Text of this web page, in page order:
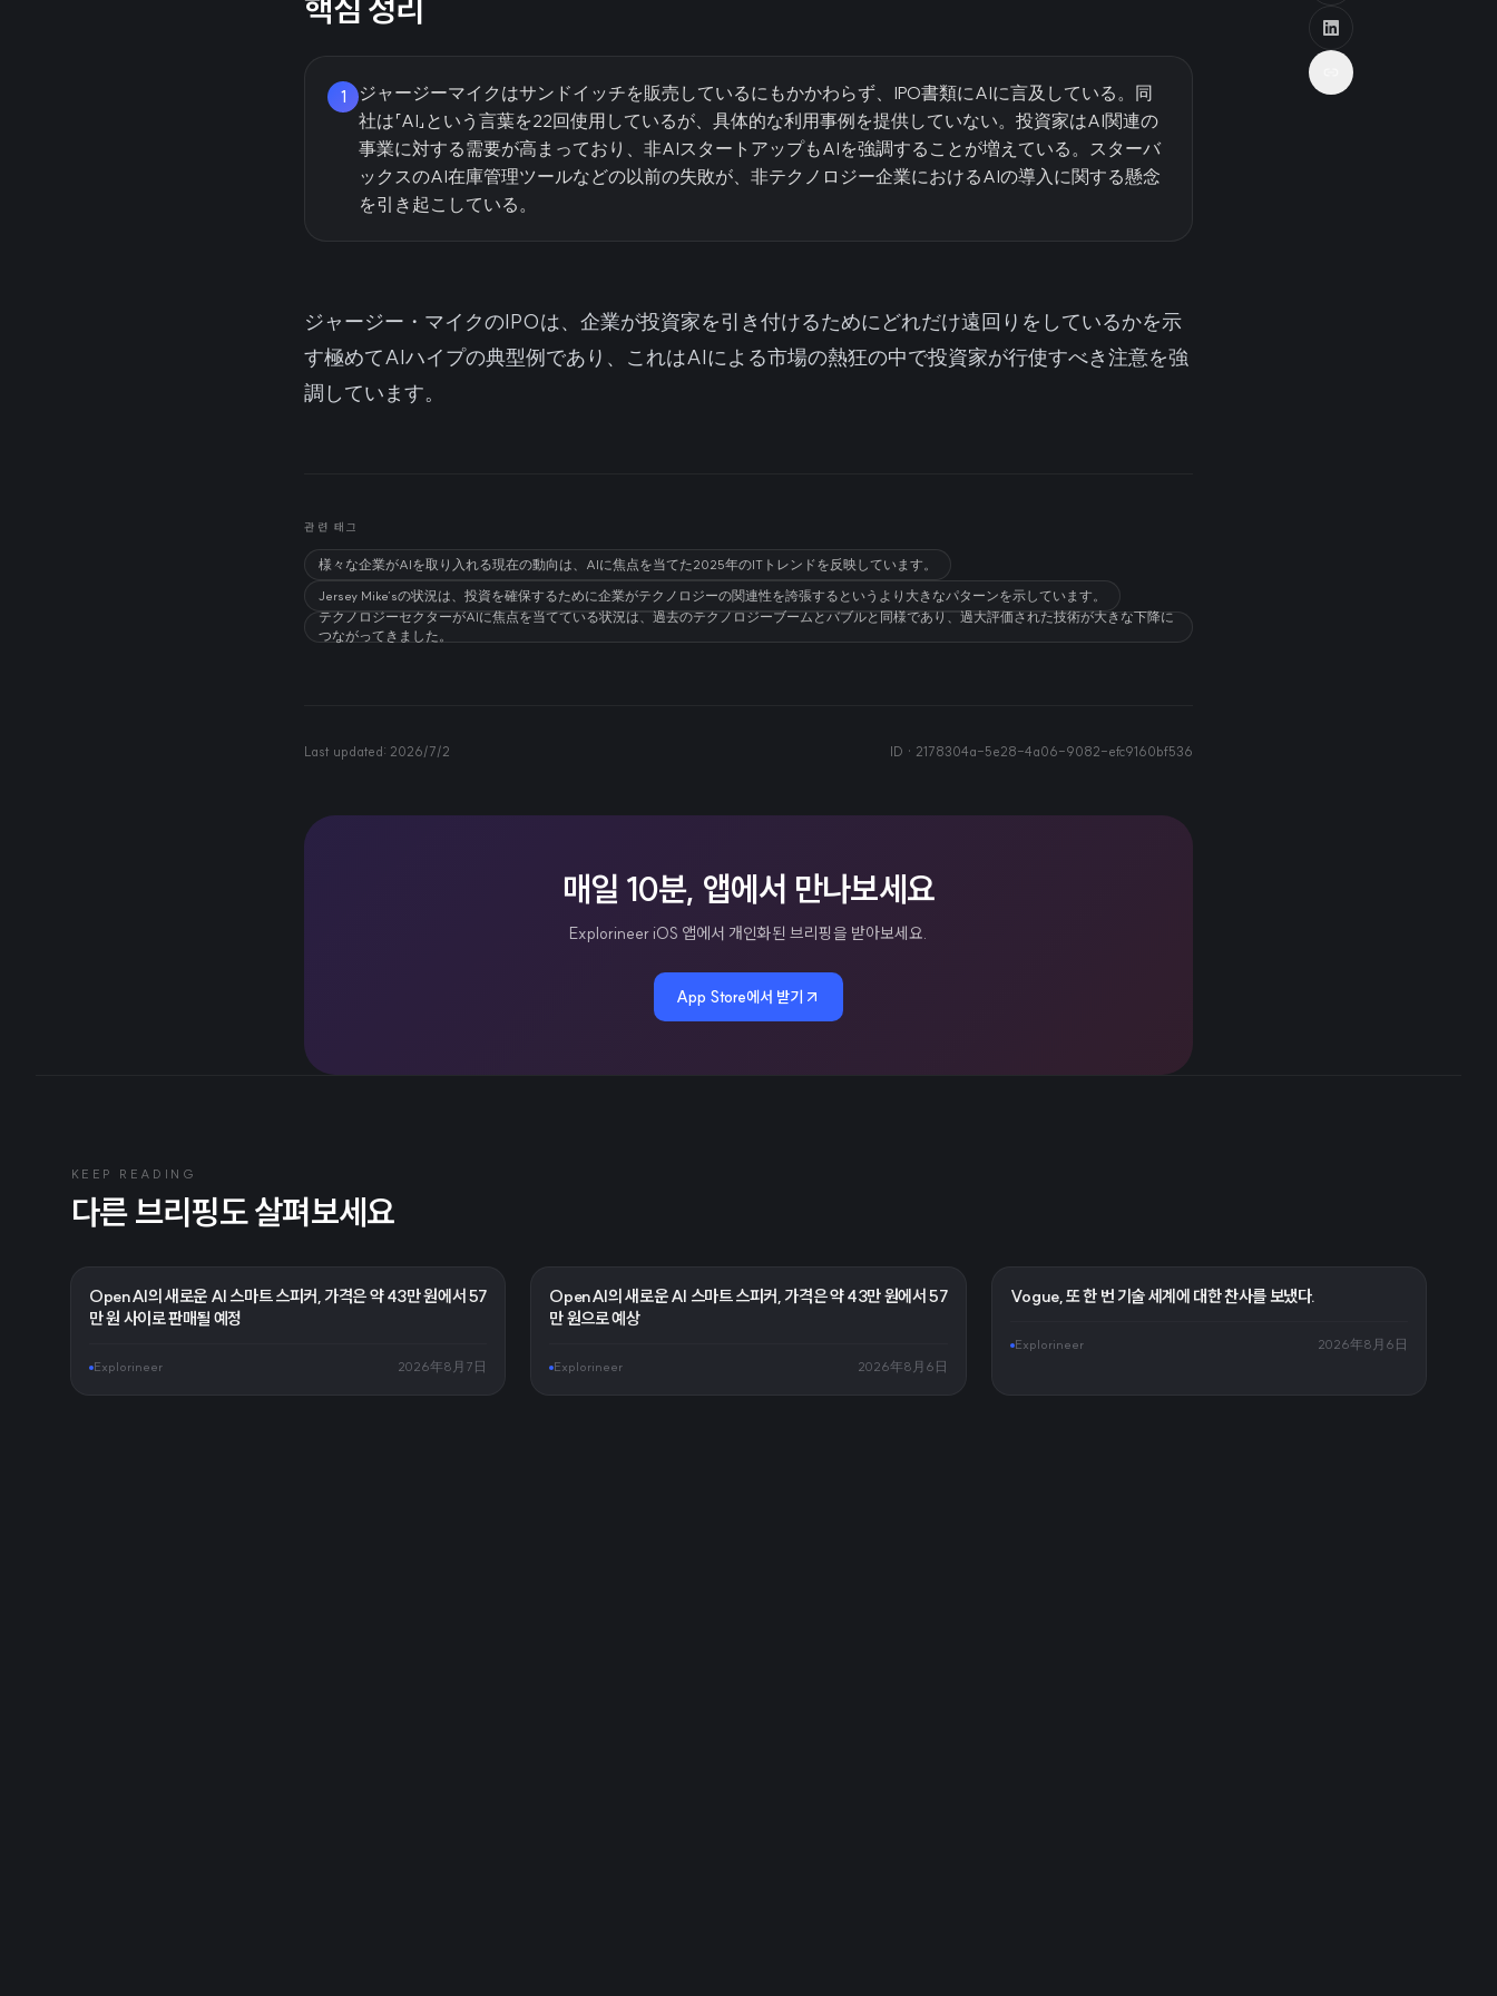
핵심 정리
1
ジャージーマイクはサンドイッチを販売しているにもかかわらず、IPO書類にAIに言及している。同
社は「AI」という言葉を22回使用しているが、具体的な利用事例を提供していない。投資家はAI関連の
事業に対する需要が高まっており、非AIスタートアップもAIを強調することが増えている。スターバ
ックスのAI在庫管理ツールなどの以前の失敗が、非テクノロジー企業におけるAIの導入に関する懸念
を引き起こしている。
ジャージー・マイクのIPOは、企業が投資家を引き付けるためにどれだけ遠回りをしているかを示
す極めてAIハイプの典型例であり、これはAIによる市場の熱狂の中で投資家が行使すべき注意を強
調しています。
관련 태그
様々な企業がAIを取り入れる現在の動向は、AIに焦点を当てた2025年のITトレンドを反映しています。
Jersey Mike’sの状況は、投資を確保するために企業がテクノロジーの関連性を誇張するというより大きなパターンを示しています。
テクノロジーセクターがAIに焦点を当てている状況は、過去のテクノロジーブームとバブルと同様であり、過大評価された技術が大きな下降に
つながってきました。
Last updated: 2026/7/2 ID · 2178304a-5e28-4a06-9082-efc9160bf536
매일 10분, 앱에서 만나보세요
Explorineer iOS 앱에서 개인화된 브리핑을 받아보세요.
App Store에서 받기
KEEP READING
다른 브리핑도 살펴보세요
OpenAI의 새로운 AI 스마트 스피커, 가격은 약 43만 원에서 57
만 원 사이로 판매될 예정
Explorineer 2026年8月7日
OpenAI의 새로운 AI 스마트 스피커, 가격은 약 43만 원에서 57
만 원으로 예상
Explorineer 2026年8月6日
Vogue, 또 한 번 기술 세계에 대한 찬사를 보냈다.
Explorineer 2026年8月6日